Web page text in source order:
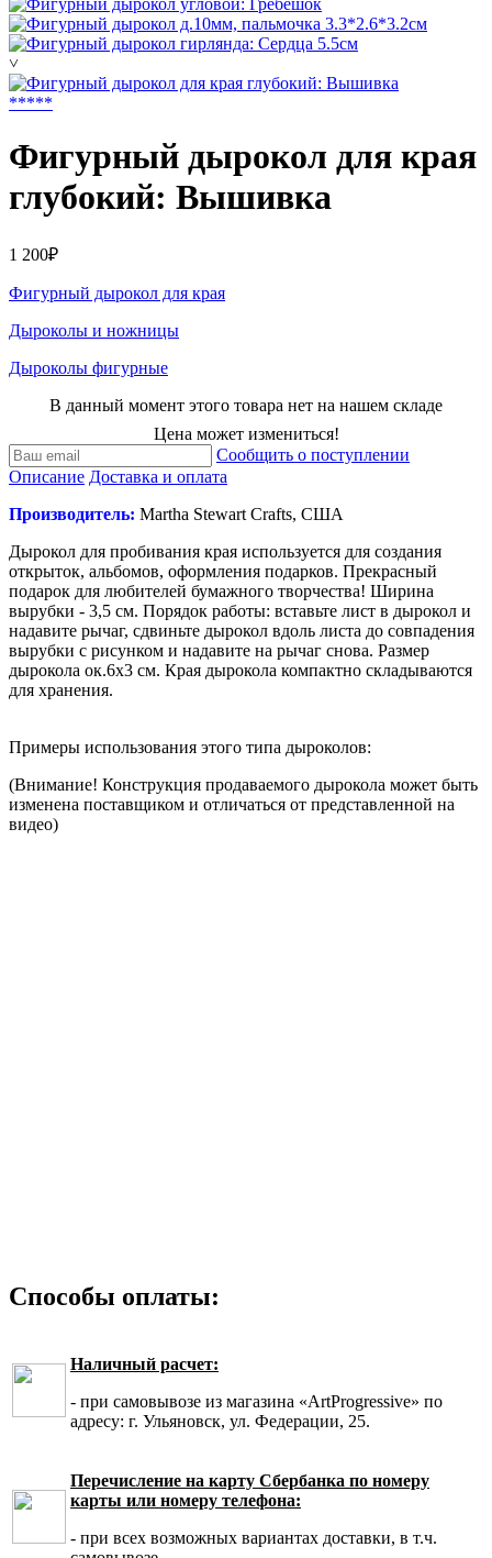
˅
*****
Фигурный дырокол для края
глубокий: Вышивка
1 200₽
Фигурный дырокол для края
Дыроколы и ножницы
Дыроколы фигурные
В данный момент этого товара нет на нашем складе
Цена может измениться!
Сообщить о поступлении
Описание Доставка и оплата
Производитель: Martha Stewart Crafts, США
Дырокол для пробивания края используется для создания
открыток, альбомов, оформления подарков. Прекрасный
подарок для любителей бумажного творчества! Ширина
вырубки - 3,5 см. Порядок работы: вставьте лист в дырокол и
надавите рычаг, сдвиньте дырокол вдоль листа до совпадения
вырубки с рисунком и надавите на рычаг снова. Размер
дырокола ок.6х3 см. Края дырокола компактно складываются
для хранения.
Примеры использования этого типа дыроколов:
(Внимание! Конструкция продаваемого дырокола может быть
изменена поставщиком и отличаться от представленной на
видео)
Способы оплаты:
Наличный расчет:
- при самовывозе из магазина «ArtProgressive» по
адресу: г. Ульяновск, ул. Федерации, 25.
Перечисление на карту Сбербанка по номеру
карты или номеру телефона:
- при всех возможных вариантах доставки, в т.ч.